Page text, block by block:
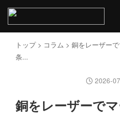
トップ> コラム > 銅をレーザー
条...
2026-
銅をレーザーで